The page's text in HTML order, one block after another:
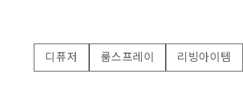
디퓨저 룸스프레이 리빙아이템